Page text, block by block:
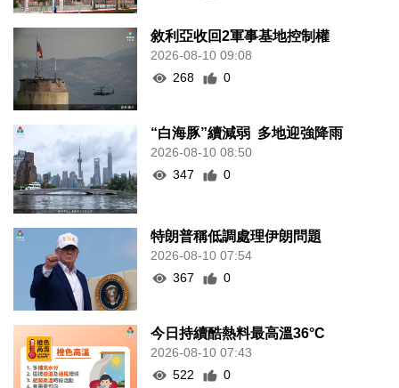
敘利亞收回2軍事基地控制權
2026-08-10 09:08
268
0
“白海豚”續減弱 多地迎強降雨
2026-08-10 08:50
347
0
特朗普稱低調處理伊朗問題
2026-08-10 07:54
367
0
今日持續酷熱料最高溫36°C
2026-08-10 07:43
522
0